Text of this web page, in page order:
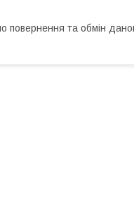
повернення та обмін